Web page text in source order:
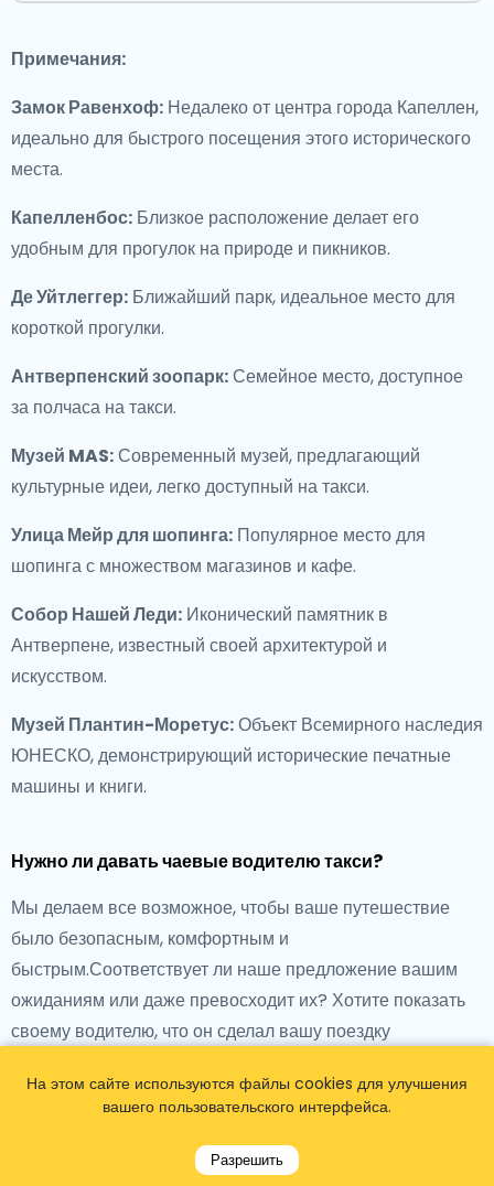
Примечания:
Замок Равенхоф: Недалеко от центра города Капеллен,
идеально для быстрого посещения этого исторического
места.
Капелленбос: Близкое расположение делает его
удобным для прогулок на природе и пикников.
Де Уйтлеггер: Ближайший парк, идеальное место для
короткой прогулки.
Антверпенский зоопарк:Семейное место, доступное
за полчаса на такси.
Музей MAS:Современный музей, предлагающий
культурные идеи, легко доступный на такси.
Улица Мейр для шопинга: Популярное место для
шопинга с множеством магазинов и кафе.
Собор Нашей Леди: Иконический памятник в
Антверпене, известный своей архитектурой и
искусством.
Музей Плантин-Моретус:Объект Всемирного наследия
ЮНЕСКО, демонстрирующий исторические печатные
машины и книги.
Нужно ли давать чаевые водителю такси?
Мы делаем все возможное, чтобы ваше путешествие
было безопасным, комфортным и
быстрым.Соответствует ли наше предложение вашим
ожиданиям или даже превосходит их? Хотите показать
своему водителю, что он сделал вашу поездку
чаевые.
Самый простой способ оставить чаевые - округлить
На этом сайте используются файлы cookies для улучшения
вашего пользовательского интерфейса.
Разрешить